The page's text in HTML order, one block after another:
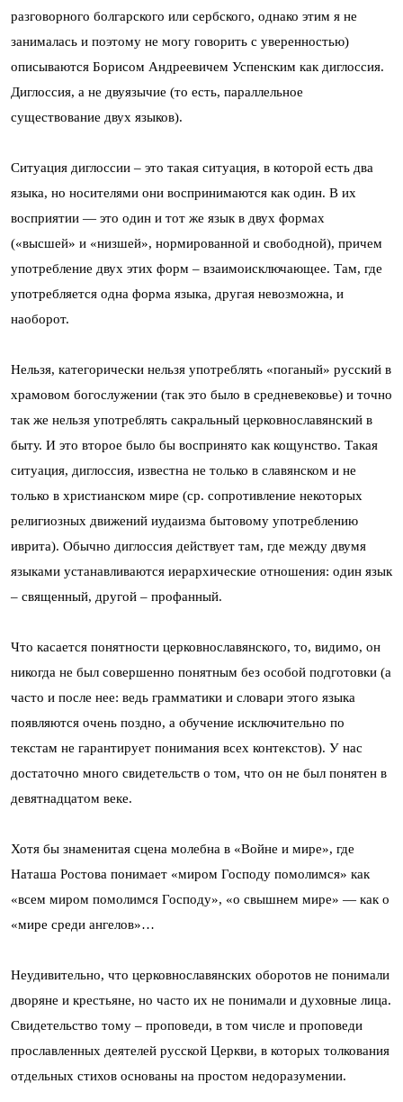
разговорного болгарского или сербского, однако этим я не
занималась и поэтому не могу говорить с уверенностью)
описываются Борисом Андреевичем Успенским как диглоссия.
Диглоссия, а не двуязычие (то есть, параллельное
существование двух языков).
Ситуация диглоссии – это такая ситуация, в которой есть два
языка, но носителями они воспринимаются как один. В их
восприятии — это один и тот же язык в двух формах
(«высшей» и «низшей», нормированной и свободной), причем
употребление двух этих форм – взаимоисключающее. Там, где
употребляется одна форма языка, другая невозможна, и
наоборот.
Нельзя, категорически нельзя употреблять «поганый» русский в
храмовом богослужении (так это было в средневековье) и точно
так же нельзя употреблять сакральный церковнославянский в
быту. И это второе было бы воспринято как кощунство. Такая
ситуация, диглоссия, известна не только в славянском и не
только в христианском мире (ср. сопротивление некоторых
религиозных движений иудаизма бытовому употреблению
иврита). Обычно диглоссия действует там, где между двумя
языками устанавливаются иерархические отношения: один язык
– священный, другой – профанный.
Что касается понятности церковнославянского, то, видимо, он
никогда не был совершенно понятным без особой подготовки (а
часто и после нее: ведь грамматики и словари этого языка
появляются очень поздно, а обучение исключительно по
текстам не гарантирует понимания всех контекстов). У нас
достаточно много свидетельств о том, что он не был понятен в
девятнадцатом веке.
Хотя бы знаменитая сцена молебна в «Войне и мире», где
Наташа Ростова понимает «миром Господу помолимся» как
«всем миром помолимся Господу», «о свышнем мире» — как о
«мире среди ангелов»…
Неудивительно, что церковнославянских оборотов не понимали
дворяне и крестьяне, но часто их не понимали и духовные лица.
Свидетельство тому – проповеди, в том числе и проповеди
прославленных деятелей русской Церкви, в которых толкования
отдельных стихов основаны на простом недоразумении.